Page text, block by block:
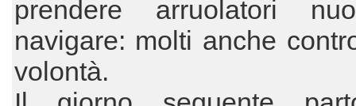
prendere arruolatori
navigare: molti anche
volontà.